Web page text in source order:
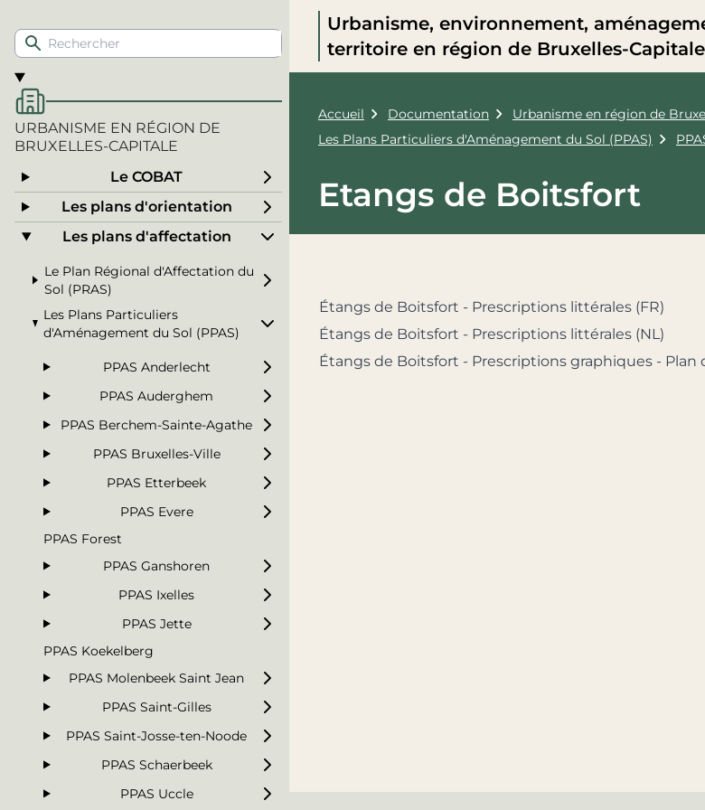
Urbanisme, environnement,
territoire en région de Bruxelles-Capitale
URBANISME EN RÉGION DE
BRUXELLES-CAPITALE
Le COBAT
Les plans d'orientation
Les plans d'affectation
Le Plan Régional d'Affectation du
Sol (PRAS)
Les Plans Particuliers
d'Aménagement du Sol (PPAS)
PPAS Anderlecht
PPAS Auderghem
PPAS Berchem-Sainte-Agathe
PPAS Bruxelles-Ville
PPAS Etterbeek
PPAS Evere
PPAS Forest
PPAS Ganshoren
PPAS Ixelles
PPAS Jette
PPAS Koekelberg
PPAS Molenbeek Saint Jean
PPAS Saint-Gilles
PPAS Saint-Josse-ten-Noode
PPAS Schaerbeek
PPAS Uccle
Accueil Documentation Urbanisme en région de
Les Plans Particuliers d'Aménagement du Sol (PPAS)
Etangs de Boitsfort
Étangs de Boitsfort - Prescriptions littérales (FR)
Étangs de Boitsfort - Prescriptions littérales (NL)
Étangs de Boitsfort - Prescriptions graphiques - Plan